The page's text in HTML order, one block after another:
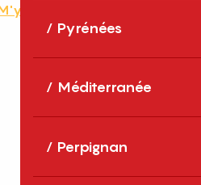
Pyrénées
Méditerranée
Perpignan
rendre